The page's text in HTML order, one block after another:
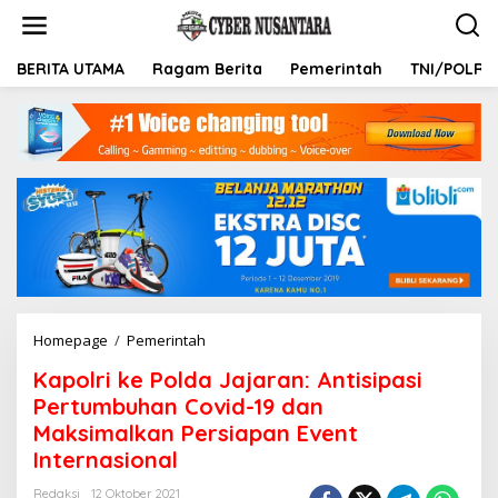
t
BERITA UTAMA Ragam Berita Pemerintah TNI/POLRI
Homepage / Pemerintah
p
o
l
r
Kapolri ke Polda Jajaran: Antisipasi
Pertumbuhan Covid-19 dan
Maksimalkan Persiapan Event
Internasional
Redaksi
12 Oktober 2021